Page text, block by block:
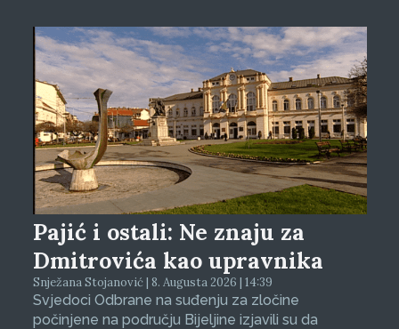
Pajić i ostali: Ne znaju za
Dmitrovića kao upravnika
Snježana Stojanović | 8. Augusta 2026 | 14:39
Svjedoci Odbrane na suđenju za zločine
počinjene na području Bijeljine izjavili su da